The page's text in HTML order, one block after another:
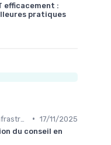
efficacement :
pratiques
• 17/11/2025
du conseil en